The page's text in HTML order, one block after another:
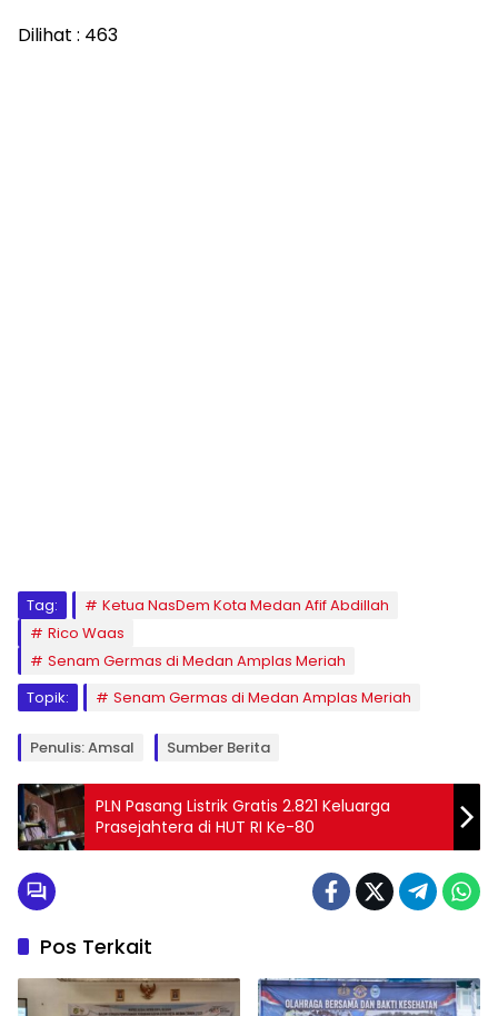
Dilihat : 463
Tag:
Ketua NasDem Kota Medan Afif Abdillah
Rico Waas
Senam Germas di Medan Amplas Meriah
Topik:
Senam Germas di Medan Amplas Meriah
Penulis: Amsal Sumber Berita
PLN Pasang Listrik Gratis 2.821 Keluarga
Prasejahtera di HUT RI Ke-80
Pos Terkait